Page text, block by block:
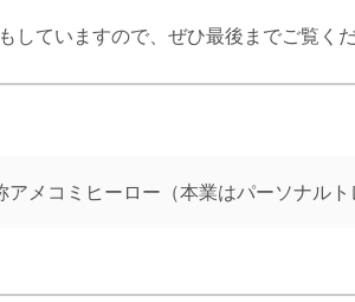
していますので、ぜひ最後までご覧く
メコミヒーロー（本業はパーソナルト